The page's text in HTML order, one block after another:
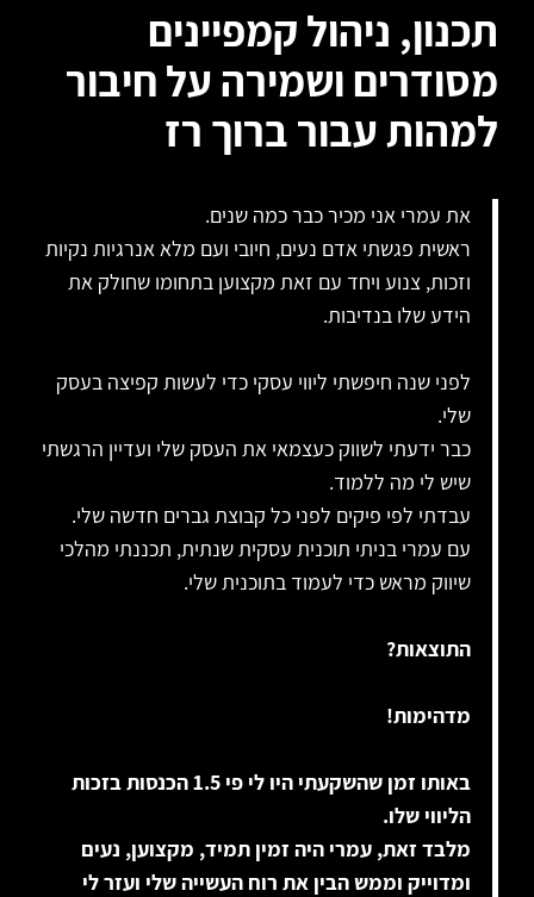
תכנון, ניהול קמפיינים
מסודרים ושמירה על חיבור
למהות עבור ברוך רז
את עמרי אני מכיר כבר כמה שנים.
ראשית פגשתי אדם נעים, חיובי ועם מלא אנרגיות נקיות
וזכות, צנוע ויחד עם זאת מקצוען בתחומו שחולק את
הידע שלו בנדיבות.
לפני שנה חיפשתי ליווי עסקי כדי לעשות קפיצה בעסק
שלי.
כבר ידעתי לשווק כעצמאי את העסק שלי ועדיין הרגשתי
שיש לי מה ללמוד.
עבדתי לפי פיקים לפני כל קבוצת גברים חדשה שלי.
עם עמרי בניתי תוכנית עסקית שנתית, תכננתי מהלכי
שיווק מראש כדי לעמוד בתוכנית שלי.
התוצאות?
מדהימות!
באותו זמן שהשקעתי היו לי פי 1.5 הכנסות בזכות
הליווי שלו.
מלבד זאת, עמרי היה זמין תמיד, מקצוען, נעים
ומדוייק וממש הבין את רוח העשייה שלי ועזר לי